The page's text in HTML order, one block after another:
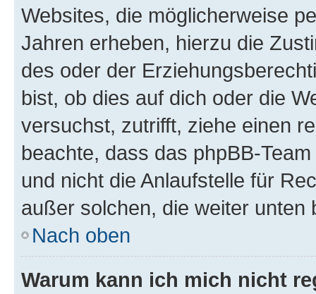
Websites, die möglicherweise
Jahren erheben, hierzu die
des oder der
bist, ob dies auf dich oder die
versuchst, zutrifft, ziehe einen
beachte, dass das phpBB-
und nicht die Anlaufstelle für
außer solchen, die weiter unten
Nach oben
Warum kann ich mich nicht